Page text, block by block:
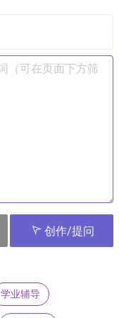
创作/提问
学业辅导